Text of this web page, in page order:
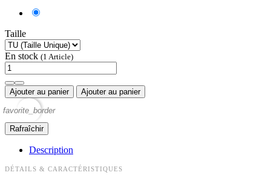
Taille
En stock (1 Article)
Ajouter au panier Ajouter au panier
favorite_border
Description
DÉTAILS & CARACTÉRISTIQUES